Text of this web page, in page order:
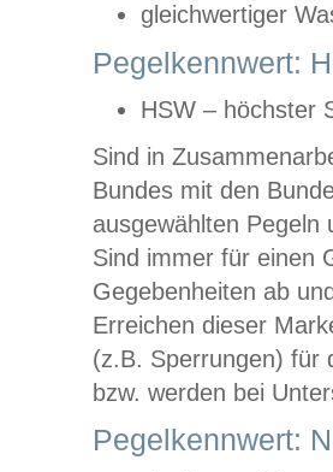
gleichwertiger
Pegelkennwert:
HSW – höchster
Sind in
Bundes mit den
ausgewählten
Sind immer für einen
Gegebenheiten ab
Erreichen dieser
(z.B. Sperrungen) für
bzw. werden bei
Pegelkennwert: